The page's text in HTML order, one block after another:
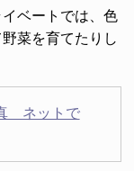
ベートでは、色
菜を育てたりし
ネットで